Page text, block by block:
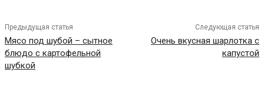
Предыдущая статья
Мясо под шубой – сытное
блюдо с картофельной
шубкой
Следующая статья
Очень вкусная шарлотка с
капустой